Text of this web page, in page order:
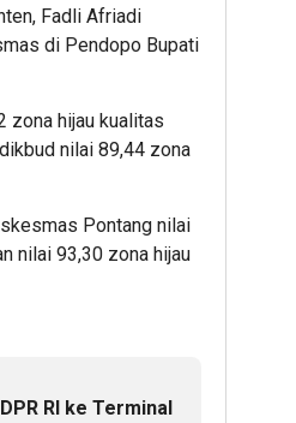
Fadli Afriadi
di Pendopo Bupati
zona hijau kualitas
nilai 89,44 zona
Pontang nilai
nilai 93,30 zona hijau
RI ke Terminal